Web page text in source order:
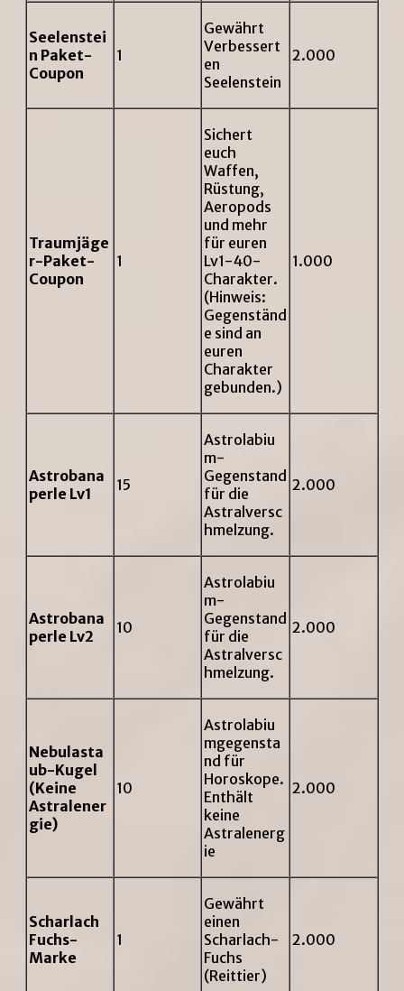
Seelenstei
n Paket-
Coupon
1
Gewährt
Verbessert
en
Seelenstein
2.000
Traumjäge
r-Paket-
Coupon
1
Sichert
euch
Waffen,
Rüstung,
Aeropods
und mehr
für euren
Lv1-40-
Charakter.
(Hinweis:
Gegenständ
e sind an
euren
Charakter
gebunden.)
1.000
Astrobana
perle Lv1
15
Astrolabiu
m-
Gegenstand
für die
Astralversc
hmelzung.
2.000
Astrobana
perle Lv2
10
Astrolabiu
m-
Gegenstand
für die
Astralversc
hmelzung.
2.000
Nebulasta
ub-Kugel
(Keine
Astralener
gie)
10
Astrolabiu
mgegensta
nd für
Horoskope.
Enthält
keine
Astralenerg
ie
2.000
Scharlach
Fuchs-
Marke
1
Gewährt
einen
Scharlach-
Fuchs
(Reittier)
2.000